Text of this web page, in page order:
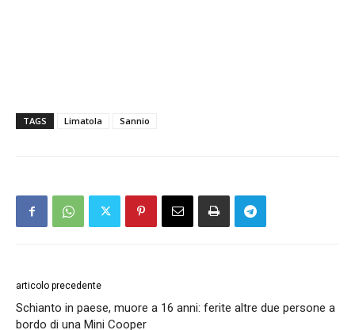
TAGS Limatola Sannio
articolo precedente
Schianto in paese, muore a 16 anni: ferite altre due persone a
bordo di una Mini Cooper